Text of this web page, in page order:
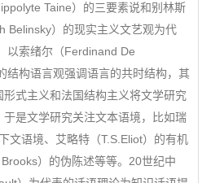
Taine）的三要素说和别林斯
Belinsky）的现实主义文艺观为代
以索绪尔（Ferdinand De
结构语言观强调语言的共时结构，其
式主义和法国结构主义将文学研究
是文学研究关注文本语境，比如瑞
文语境、艾略特（T.S.Eliot）的有机
）的伪陈述等等。20世纪中